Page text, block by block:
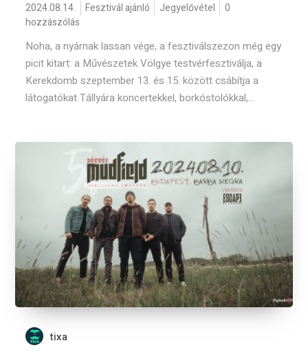
2024.08.14. Fesztivál ajánló Jegyelővétel
0
hozzászólás
Noha, a nyárnak lassan vége, a fesztiválszezon még egy
picit kitart: a Művészetek Völgye testvérfesztiválja, a
Kerekdomb szeptember 13. és 15. között csábítja a
látogatókat Tállyára koncertekkel, borkóstolókkal,...
tixa